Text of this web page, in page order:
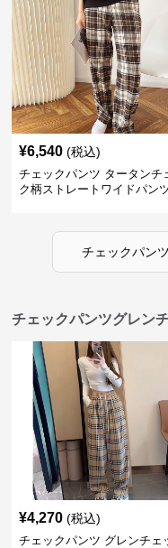
¥6,540 (税込)
チェックパンツ タータンチ
ク柄ストレートワイドパン
チェックパンツ
チェックパンツグレン
¥4,270 (税込)
チェックパンツ グレンチェ